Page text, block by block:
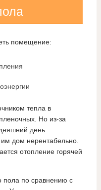
помещение:
тепла в
Но из-за
день
им дом нерентабельно.
отопление горячей
пола по сравнению с